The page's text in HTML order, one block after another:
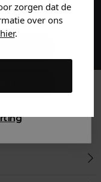
zorgen dat de
over ons
hier.
ontvang 5%
Klanten beoordelen